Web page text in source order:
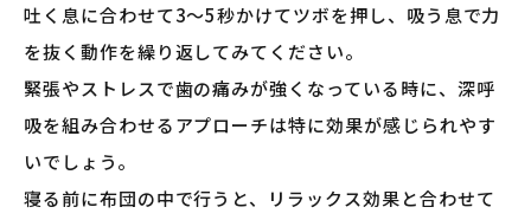
吐く息に合わせて3〜5秒かけてツボを押し、吸う息で力
を抜く動作を繰り返してみてください。
緊張やストレスで歯の痛みが強くなっている時に、深呼
吸を組み合わせるアプローチは特に効果が感じられやす
いでしょう。
寝る前に布団の中で行うと、リラックス効果と合わせて